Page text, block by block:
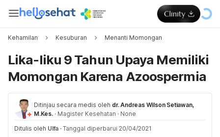
Kehamilan Kesuburan Menanti Momongan
Lika-liku 9 Tahun Upaya Memiliki
Momongan Karena Azoospermia
Ditinjau secara medis oleh dr. Andreas Wilson Setiawan,
M.Kes. · Magister Kesehatan · None
Ditulis oleh Ulfa · Tanggal diperbarui 20/04/2021